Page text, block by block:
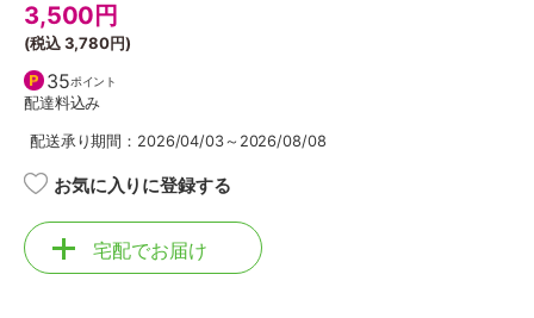
3,500 円
(税込3,780円)
35ポイント
配達料込み
配送承り期間：2026/04/03～2026/08/08
お気に入りに登録する
宅配でお届け